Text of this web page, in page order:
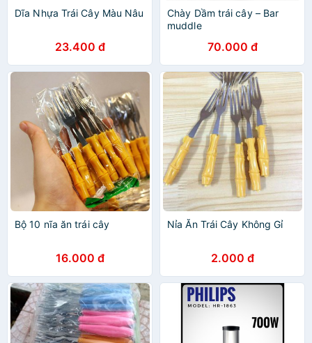
Dĩa Nhựa Trái Cây Màu Nâu
23.400 đ
Chày Dầm trái cây – Bar
muddle
70.000 đ
Bộ 10 nĩa ăn trái cây
16.000 đ
Nỉa Ăn Trái Cây Không Gỉ
2.000 đ